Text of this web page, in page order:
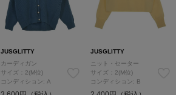
JUSGLITTY
カーディガン
サイズ：2(M位)
コンディション: A
JUSGLITTY
ニット・セーター
サイズ：2(M位)
コンディション: B